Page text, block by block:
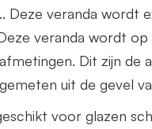
Deze veranda wordt
veranda wordt
Dit zijn de
uit de gevel
voor glazen